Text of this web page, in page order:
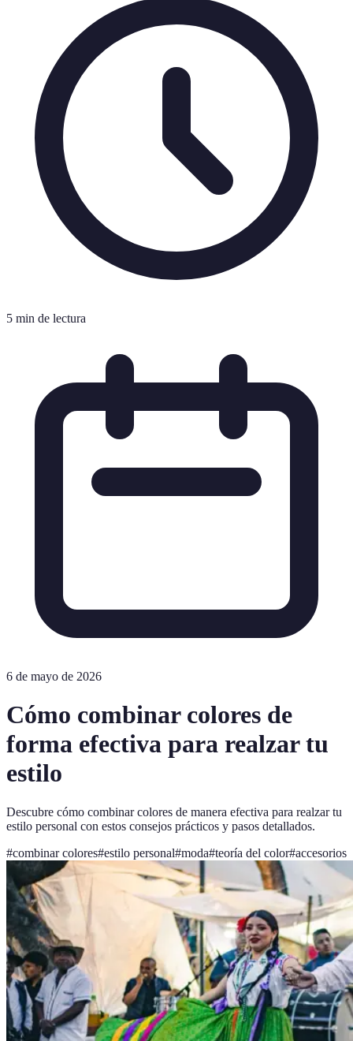
5 min de lectura
6 de mayo de 2026
Cómo combinar colores de
forma efectiva para realzar tu
estilo
Descubre cómo combinar colores de manera efectiva para realzar tu
estilo personal con estos consejos prácticos y pasos detallados.
#combinar colores#estilo personal#moda#teoría del color#accesorios